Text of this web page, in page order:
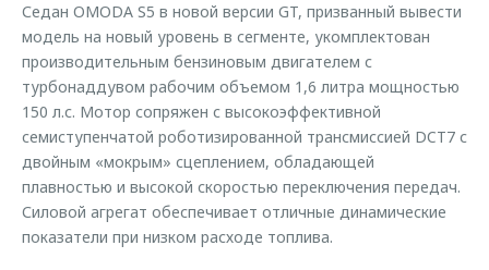
Седан OMODA S5 в новой версии GT, призванный вывести
модель на новый уровень в сегменте, укомплектован
производительным бензиновым двигателем с
турбонаддувом рабочим объемом 1,6 литра мощностью
150 л.с. Мотор сопряжен с высокоэффективной
семиступенчатой роботизированной трансмиссией DCT7 с
двойным «мокрым» сцеплением, обладающей
плавностью и высокой скоростью переключения передач.
Силовой агрегат обеспечивает отличные динамические
показатели при низком расходе топлива.